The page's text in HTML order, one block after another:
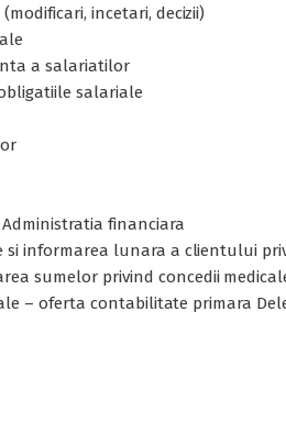
incetari, decizii)
a salariatilor
salariale
financiara
informarea lunara a clientului
sumelor privind concedii
– oferta contabilitate primara